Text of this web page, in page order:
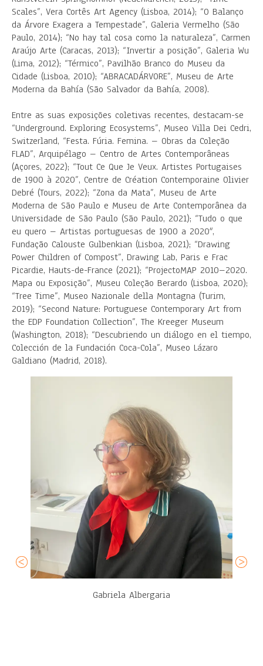
Scales”, Vera Cortês Art Agency (Lisboa, 2014); “O Balanço
da Árvore Exagera a Tempestade”, Galeria Vermelho (São
Paulo, 2014); “No hay tal cosa como la naturaleza”, Carmen
Araújo Arte (Caracas, 2013); “Invertir a posição”, Galeria Wu
(Lima, 2012); “Térmico”, Pavilhão Branco do Museu da
Cidade (Lisboa, 2010); “ABRACADÁRVORE”, Museu de Arte
Moderna da Bahía (São Salvador da Bahía, 2008).
Entre as suas exposições coletivas recentes, destacam-se
“Underground. Exploring Ecosystems”, Museo Villa Dei Cedri,
Switzerland, “Festa. Fúria. Femina. – Obras da Coleção
FLAD”, Arquipélago – Centro de Artes Contemporâneas
(Açores, 2022); “Tout Ce Que Je Veux. Artistes Portugaises
de 1900 à 2020”, Centre de Création Contemporaine Olivier
Debré (Tours, 2022); “Zona da Mata”, Museu de Arte
Moderna de São Paulo e Museu de Arte Contemporânea da
Universidade de São Paulo (São Paulo, 2021); “Tudo o que
eu quero – Artistas portuguesas de 1900 a 2020″,
Fundação Calouste Gulbenkian (Lisboa, 2021); “Drawing
Power Children of Compost”, Drawing Lab, Paris e Frac
Picardie, Hauts-de-France (2021); “ProjectoMAP 2010–2020.
Mapa ou Exposição”, Museu Coleção Berardo (Lisboa, 2020);
“Tree Time”, Museo Nazionale della Montagna (Turim,
2019); “Second Nature: Portuguese Contemporary Art from
the EDP Foundation Collection”, The Kreeger Museum
(Washington, 2018); “Descubriendo un diálogo en el tiempo,
Colección de la Fundación Coca-Cola”, Museo Lázaro
Galdiano (Madrid, 2018).
Gabriela Albergaria